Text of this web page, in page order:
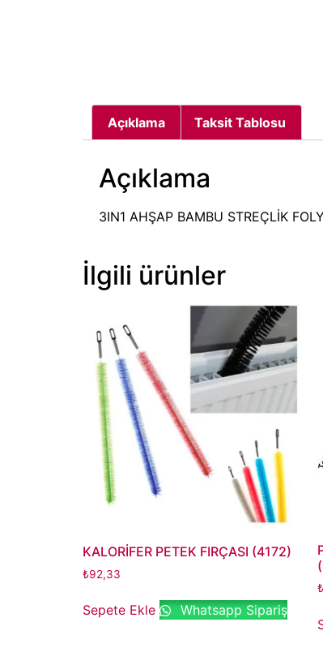
Açıklama Taksit Tablosu
Açıklama
3IN1 AHŞAP BAMBU STREÇLİK
İlgili ürünler
KALORİFER PETEK FIRÇASI (4172)
₺92,33
Sepete Ekle Whatsapp Sipariş
₺